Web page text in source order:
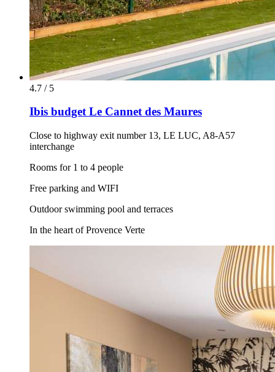
4.7 / 5
Ibis budget Le Cannet des Maures
Close to highway exit number 13, LE LUC, A8-A57
interchange
Rooms for 1 to 4 people
Free parking and WIFI
Outdoor swimming pool and terraces
In the heart of Provence Verte